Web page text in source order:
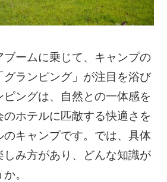
ブームに乗じて、キャンプの
グランピング」が注目を浴び
ングは、自然との一体感を
ホテルに匹敵する快適さを
キャンプです。では、具体
しみ方があり、どんな知識が
。